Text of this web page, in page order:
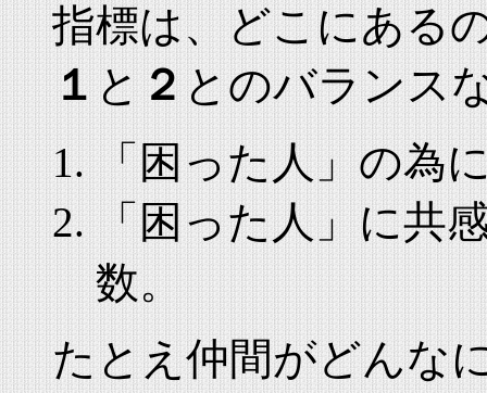
指標は、どこにある
１と２とのバランス
「困った人」の為
「困った人」に共
数。
たとえ仲間がどんな